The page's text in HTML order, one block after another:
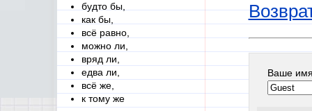
будто бы,
как бы,
всё равно,
можно ли,
вряд ли,
едва ли,
всё же,
к тому же
Ваше